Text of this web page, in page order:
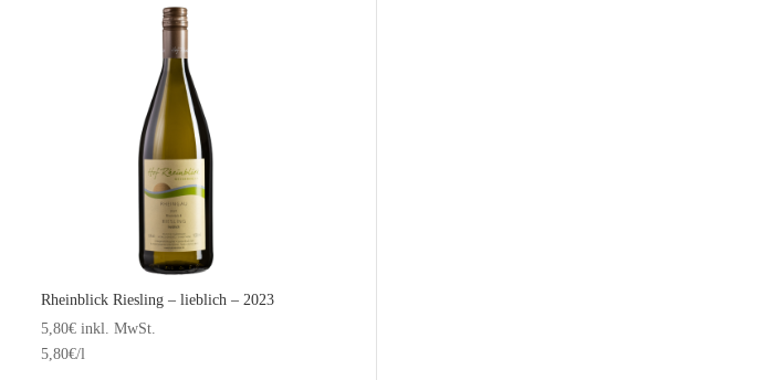
Rheinblick Riesling – lieblich – 2023
5,80€ inkl. MwSt.
5,80€/l